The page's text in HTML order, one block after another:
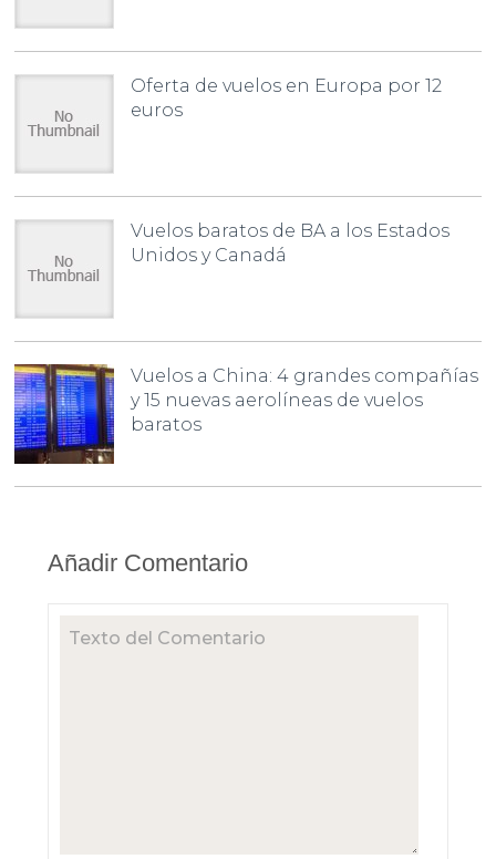
Oferta de vuelos en Europa por 12
euros
Vuelos baratos de BA a los Estados
Unidos y Canadá
Vuelos a China: 4 grandes compañías
y 15 nuevas aerolíneas de vuelos
baratos
Añadir Comentario